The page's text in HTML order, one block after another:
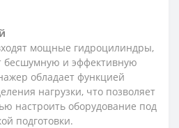
мощные гидроцилиндры,
бесшумную и эффективную
обладает функцией
нагрузки, что позволяет
настроить оборудование под
подготовки.